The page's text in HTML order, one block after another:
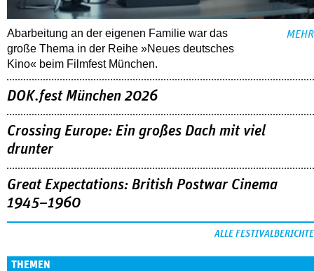
Abarbeitung an der eigenen Familie war das
große Thema in der Reihe »Neues deutsches
Kino« beim Filmfest München.
MEHR
DOK.fest München 2026
Crossing Europe: Ein großes Dach mit viel
drunter
Great Expectations: British Postwar Cinema
1945–1960
ALLE FESTIVALBERICHTE
THEMEN